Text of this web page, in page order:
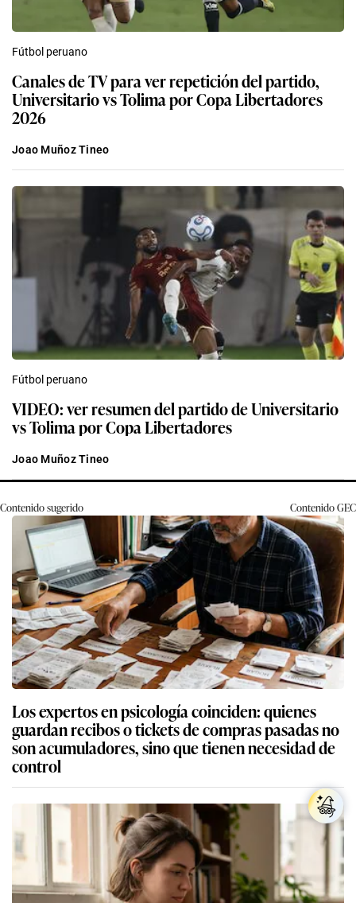
Fútbol peruano
Canales de TV para ver repetición del partido,
Universitario vs Tolima por Copa Libertadores
2026
Joao Muñoz Tineo
Fútbol peruano
VIDEO: ver resumen del partido de Universitario
vs Tolima por Copa Libertadores
Joao Muñoz Tineo
Contenido sugerido ContenidoGEC
Los expertos en psicología coinciden: quienes
guardan recibos o tickets de compras pasadas no
son acumuladores, sino que tienen necesidad de
control